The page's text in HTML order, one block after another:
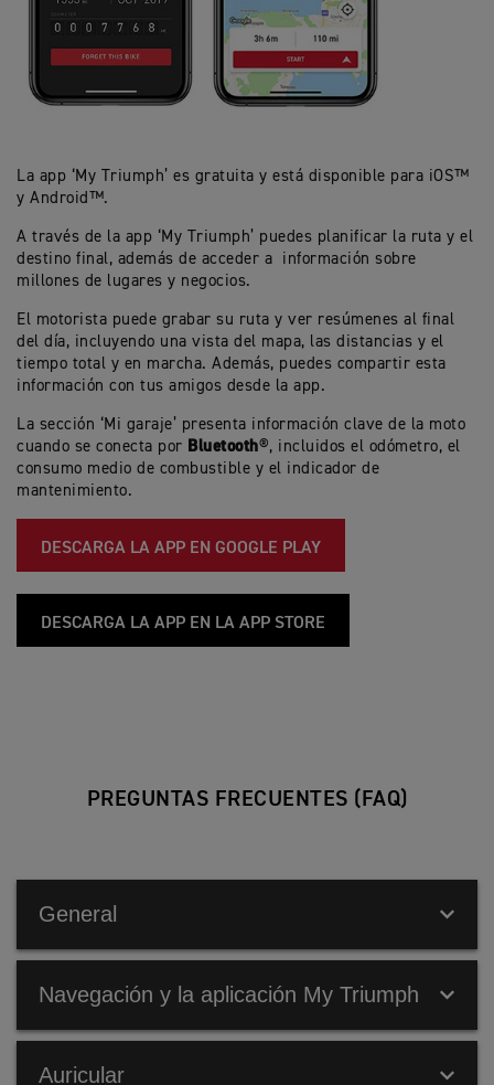
La app ‘My Triumph’ es gratuita y está disponible para iOS™
y Android™.
A través de la app ‘My Triumph’ puedes planificar la ruta y el
destino final, además de acceder a información sobre
millones de lugares y negocios.
El motorista puede grabar su ruta y ver resúmenes al final
del día, incluyendo una vista del mapa, las distancias y el
tiempo total y en marcha. Además, puedes compartir esta
información con tus amigos desde la app.
La sección ‘Mi garaje’ presenta información clave de la moto
cuando se conecta por Bluetooth®, incluidos el odómetro, el
consumo medio de combustible y el indicador de
mantenimiento.
DESCARGA LA APP EN GOOGLE PLAY
DESCARGA LA APP EN LA APP STORE
PREGUNTAS FRECUENTES (FAQ)
General
¿EL SISTEMA DE CONECTIVIDAD DE TRIUMPH
ESTÁ DISPONIBLE PARA MI MOTOCICLETA?
Navegación y la aplicación My Triumph
Auricular